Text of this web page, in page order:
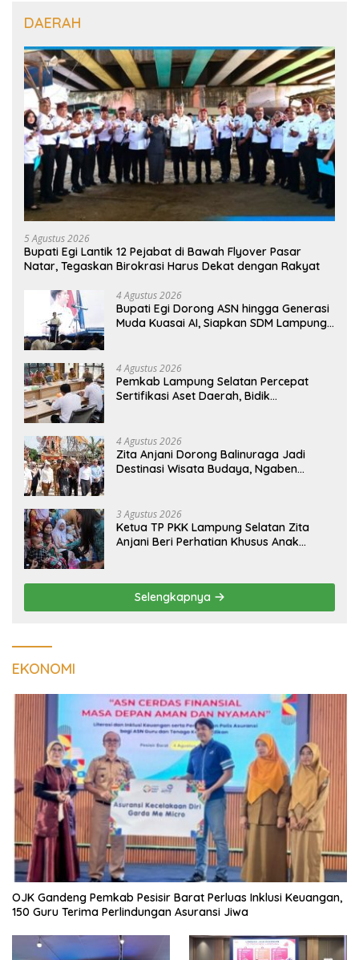
DAERAH
5 Agustus 2026
Bupati Egi Lantik 12 Pejabat di Bawah Flyover Pasar
Natar, Tegaskan Birokrasi Harus Dekat dengan Rakyat
4 Agustus 2026
Bupati Egi Dorong ASN hingga Generasi
Muda Kuasai AI, Siapkan SDM Lampung
4 Agustus 2026
Pemkab Lampung Selatan Percepat
Sertifikasi Aset Daerah, Bidik
4 Agustus 2026
Zita Anjani Dorong Balinuraga Jadi
Destinasi Wisata Budaya, Ngaben
3 Agustus 2026
Ketua TP PKK Lampung Selatan Zita
Anjani Beri Perhatian Khusus Anak
Selengkapnya
EKONOMI
OJK Gandeng Pemkab Pesisir Barat Perluas Inklusi Keuangan,
150 Guru Terima Perlindungan Asuransi Jiwa